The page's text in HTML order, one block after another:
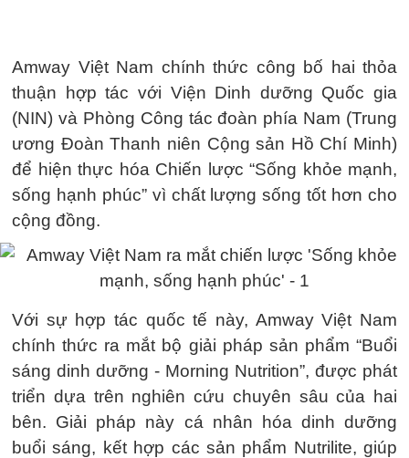
Amway Việt Nam chính thức công bố hai thỏa
thuận hợp tác với Viện Dinh dưỡng Quốc gia
(NIN) và Phòng Công tác đoàn phía Nam (Trung
ương Đoàn Thanh niên Cộng sản Hồ Chí Minh)
để hiện thực hóa Chiến lược “Sống khỏe mạnh,
sống hạnh phúc” vì chất lượng sống tốt hơn cho
cộng đồng.
Với sự hợp tác quốc tế này, Amway Việt Nam
chính thức ra mắt bộ giải pháp sản phẩm “Buổi
sáng dinh dưỡng - Morning Nutrition”, được phát
triển dựa trên nghiên cứu chuyên sâu của hai
bên. Giải pháp này cá nhân hóa dinh dưỡng
buổi sáng, kết hợp các sản phẩm Nutrilite, giúp